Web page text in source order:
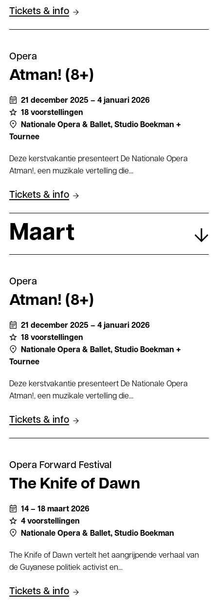
Tickets & info
Opera
Atman! (8+)
21 december 2025 – 4 januari 2026
18 voorstellingen
Nationale Opera & Ballet, Studio Boekman +
Tournee
Deze kerstvakantie presenteert De Nationale Opera
Atman!, een muzikale vertelling die...
Tickets & info
Maart
Opera
Atman! (8+)
21 december 2025 – 4 januari 2026
18 voorstellingen
Nationale Opera & Ballet, Studio Boekman +
Tournee
Deze kerstvakantie presenteert De Nationale Opera
Atman!, een muzikale vertelling die...
Tickets & info
Opera Forward Festival
The Knife of Dawn
14 – 18 maart 2026
4 voorstellingen
Nationale Opera & Ballet, Studio Boekman
The Knife of Dawn vertelt het aangrijpende verhaal van
de Guyanese politiek activist en...
Tickets & info